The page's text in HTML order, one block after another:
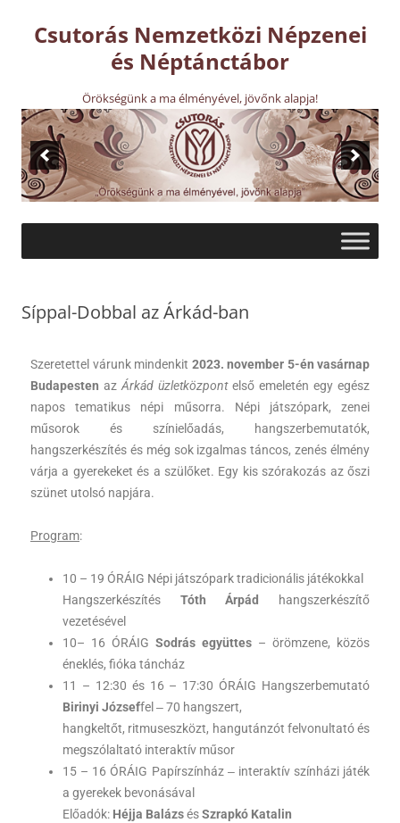
Csutorás Nemzetközi Népzenei
és Néptánctábor
Örökségünk a ma élményével, jövőnk alapja!
Síppal-Dobbal az Árkád-ban
Szeretettel várunk mindenkit 2023. november 5-én vasárnap
Budapesten az Árkád üzletközpontelső emeletén egy egész
napos tematikus népi műsorra. Népi játszópark, zenei
műsorok és színielőadás, hangszerbemutatók,
hangszerkészítés és még sok izgalmas táncos, zenés élmény
várja a gyerekeket és a szülőket. Egy kis szórakozás az őszi
szünet utolsó napjára.
Program:
10 – 19 ÓRÁIG Népi játszópark tradicionális játékokkal
Hangszerkészítés Tóth Árpád
hangszerkészítő
vezetésével
10– 16 ÓRÁIG Sodrás együttes – örömzene, közös
éneklés, fióka táncház
11 – 12:30 és 16 – 17:30 ÓRÁIG Hangszerbemutató
Birinyi Józseffel ‒ 70 hangszert,
hangkeltőt, ritmuseszközt, hangutánzót felvonultató és
megszólaltató interaktív műsor
15 – 16 ÓRÁIG Papírszínház ‒ interaktív színházi játék
a gyerekek bevonásával
Előadók: Héjja BalázsésSzrapkó Katalin